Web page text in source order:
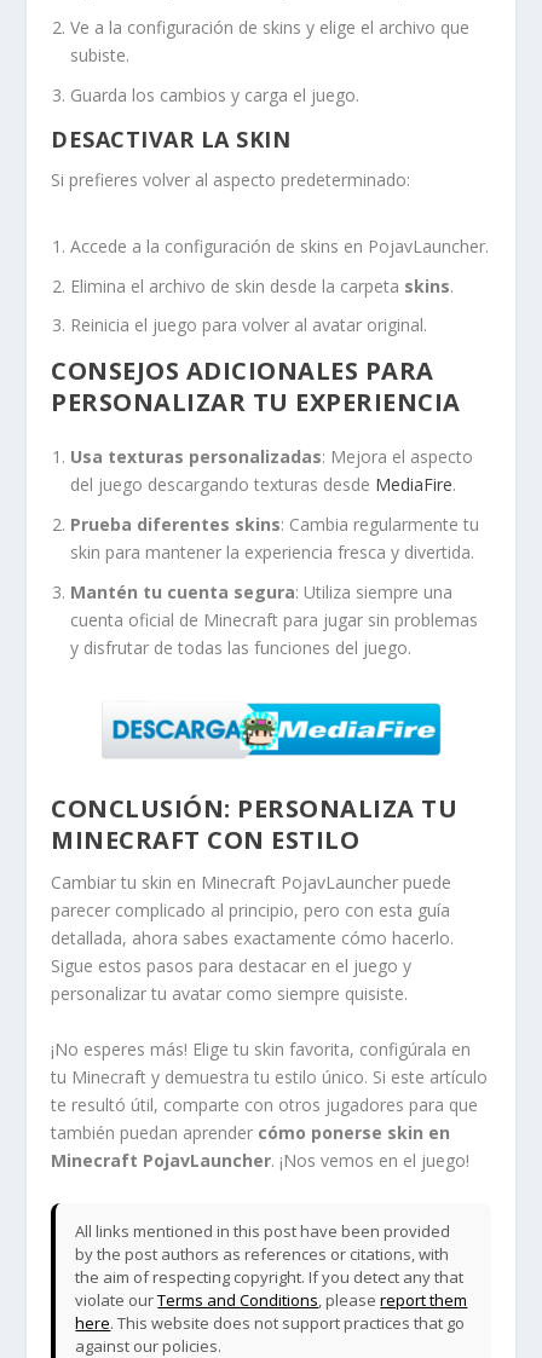
Ve a la configuración de skins y elige el archivo que
subiste.
Guarda los cambios y carga el juego.
DESACTIVAR LA SKIN
Si prefieres volver al aspecto predeterminado:
Accede a la configuración de skins en PojavLauncher.
Elimina el archivo de skin desde la carpeta skins.
Reinicia el juego para volver al avatar original.
CONSEJOS ADICIONALES PARA
PERSONALIZAR TU EXPERIENCIA
Usa texturas personalizadas: Mejora el aspecto
del juego descargando texturas desde MediaFire.
Prueba diferentes skins: Cambia regularmente tu
skin para mantener la experiencia fresca y divertida.
Mantén tu cuenta segura: Utiliza siempre una
cuenta oficial de Minecraft para jugar sin problemas
y disfrutar de todas las funciones del juego.
CONCLUSIÓN: PERSONALIZA TU
MINECRAFT CON ESTILO
Cambiar tu skin en Minecraft PojavLauncher puede
parecer complicado al principio, pero con esta guía
detallada, ahora sabes exactamente cómo hacerlo.
Sigue estos pasos para destacar en el juego y
personalizar tu avatar como siempre quisiste.
¡No esperes más! Elige tu skin favorita, configúrala en
tu Minecraft y demuestra tu estilo único. Si este artículo
te resultó útil, comparte con otros jugadores para que
también puedan aprender cómo ponerse skin en
Minecraft PojavLauncher. ¡Nos vemos en el juego!
All links mentioned in this post have been provided
by the post authors as references or citations, with
the aim of respecting copyright. If you detect any that
violate ourTerms and Conditions , pleasereport them
here. This website does not support practices that go
against our policies.